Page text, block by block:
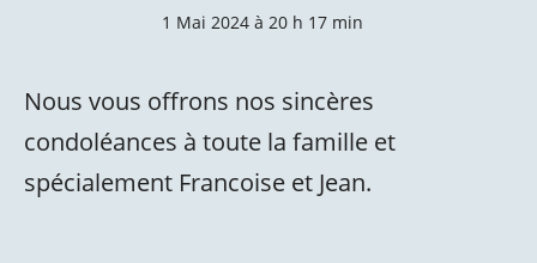
1 Mai 2024 à 20 h 17 min
Nous vous offrons nos sincères
condoléances à toute la famille et
spécialement Francoise et Jean.